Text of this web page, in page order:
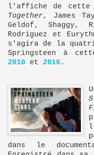
l'affiche de cette
Together, James
Geldof, Shaggy,
Rodriguez et
s'agira de la
Springsteen à
2010 et 2016 .
dans le